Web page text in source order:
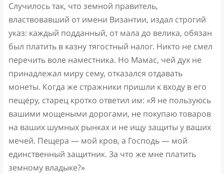
Случилось так, что земной правитель,
властвовавший от имени Византии, издал строгий
указ: каждый подданный, от мала до велика, обязан
был платить в казну тягостный налог. Никто не смел
перечить воле наместника. Но Мамас, чей дух не
принадлежал миру сему, отказался отдавать
монеты. Когда же стражники пришли к входу в его
пещеру, старец кротко ответил им: «Я не пользуюсь
вашими мощеными дорогами, не покупаю товаров
на ваших шумных рынках и не ищу защиты у ваших
мечей. Пещера — мой кров, а Господь — мой
единственный защитник. За что же мне платить
земному владыке?»